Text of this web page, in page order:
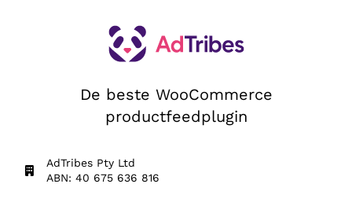
De beste WooCommerce
productfeedplugin
AdTribes Pty Ltd
ABN: 40 675 636 816